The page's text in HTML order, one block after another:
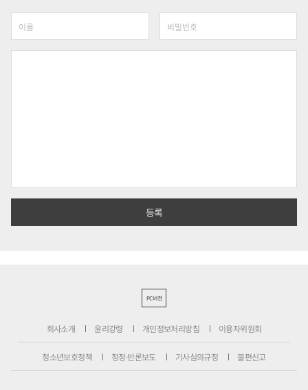
PC버전
회사소개 윤리강령 개인정보처리방침 이용자위원회
청소년보호정책 정정·반론보도 기사심의규정 불편신고